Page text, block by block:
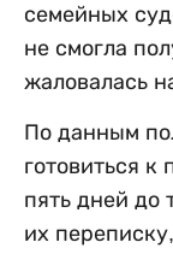
семейных
не смогла
жаловалась
По данным
готовиться
пять дней до
их